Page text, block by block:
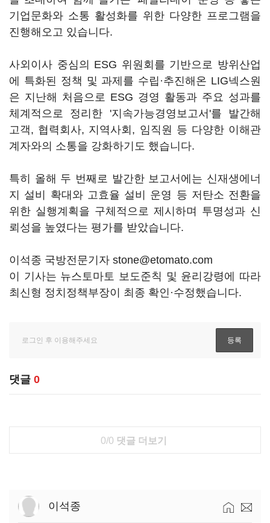
기업문화와 소통 활성화를 위한 다양한 프로그램을
진행해오고 있습니다.
사외이사 중심의 ESG 위원회를 기반으로 방위산업
에 특화된 정책 및 과제를 수립·추진해온 LIG넥스원
은 지난해 처음으로 ESG 경영 활동과 주요 성과를
체계적으로 정리한 '지속가능경영보고서'를 발간해
고객, 협력회사, 지역사회, 임직원 등 다양한 이해관
계자와의 소통을 강화하기도 했습니다.
특히 올해 두 번째로 발간한 보고서에는 신재생에너
지 설비 확대와 고효율 설비 운영 등 저탄소 전환을
위한 실행계획을 구체적으로 제시하며 투명성과 신
뢰성을 높였다는 평가를 받았습니다.
이석종 국방전문기자 stone@etomato.com
이 기사는 뉴스토마토 보도준칙 및 윤리강령에 따라
최신형 정치정책부장이 최종 확인·수정했습니다.
댓글 0
0/0 댓글 더보기
이석종